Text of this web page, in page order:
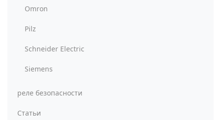
Omron
Pilz
Schneider Electric
Siemens
реле безопасности
Статьи